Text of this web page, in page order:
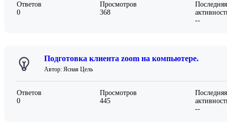
Ответов
0
Просмотров
368
Последняя
--
Подготовка клиента zoom на компьютере.
Автор: Ясная Цель
Ответов
0
Просмотров
445
Последняя
--